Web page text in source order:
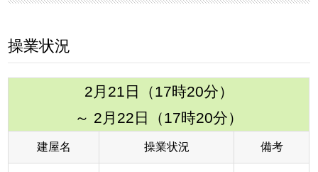
操業状況
2月21日（17時20分）
～ 2月22日（17時20分）
建屋名 操業状況 備考